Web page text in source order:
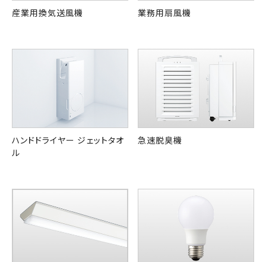
産業用換気送風機 業務用扇風機
ハンドドライヤー ジェットタオ
ル
急速脱臭機